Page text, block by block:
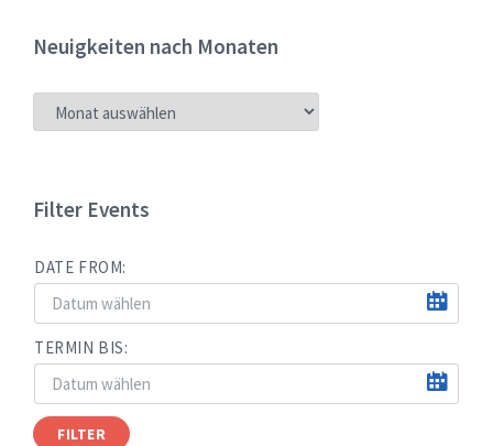
Neuigkeiten nach Monaten
NEUIGKEITEN
NACH
Filter Events
DATE FROM:
TERMIN BIS:
FILTER